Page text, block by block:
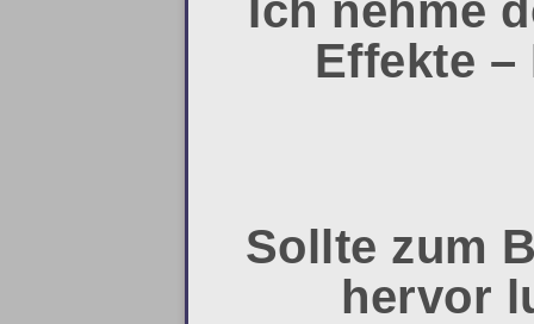
Ich nehme
Effekte
Sollte zum
hervor